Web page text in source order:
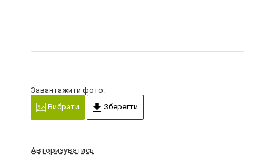
Завантажити фото:
Вибрати
Зберегти
Авторизуватись